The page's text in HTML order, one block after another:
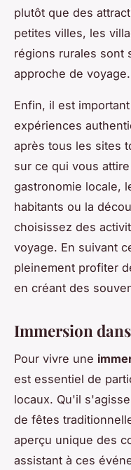
plutôt que des
petites villes, les
régions rurales sont
approche de voyage.
Enfin, il est
expériences
après tous les sites
sur ce qui vous
gastronomie locale,
habitants ou la
choisissez des
voyage. En suivant
pleinement profiter
en créant des
Immersion
Pour vivre une
est essentiel de
locaux. Qu'il
de fêtes
aperçu unique des
assistant à ces